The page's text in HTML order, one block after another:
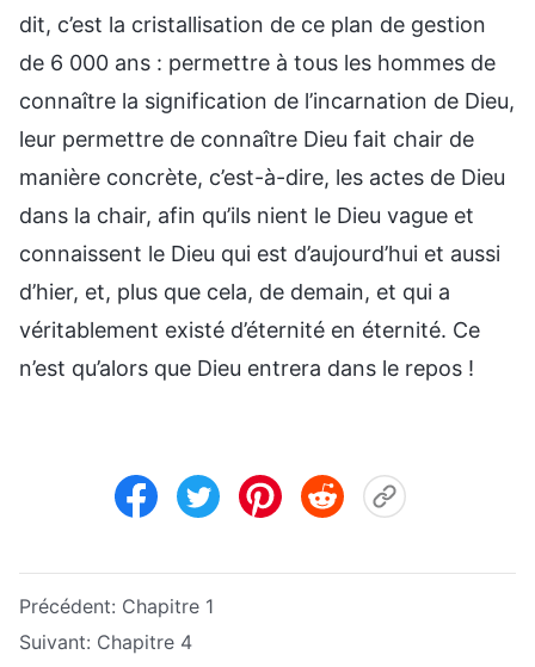
dit, c’est la cristallisation de ce plan de gestion
de 6 000 ans : permettre à tous les hommes de
connaître la signification de l’incarnation de Dieu,
leur permettre de connaître Dieu fait chair de
manière concrète, c’est-à-dire, les actes de Dieu
dans la chair, afin qu’ils nient le Dieu vague et
connaissent le Dieu qui est d’aujourd’hui et aussi
d’hier, et, plus que cela, de demain, et qui a
véritablement existé d’éternité en éternité. Ce
n’est qu’alors que Dieu entrera dans le repos !
Précédent: Chapitre 1
Suivant: Chapitre 4